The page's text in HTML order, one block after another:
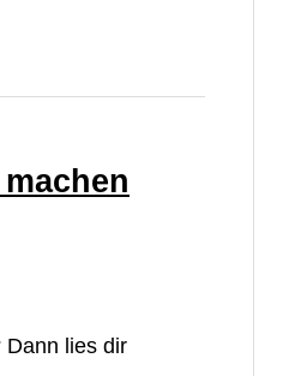
Dann lies dir